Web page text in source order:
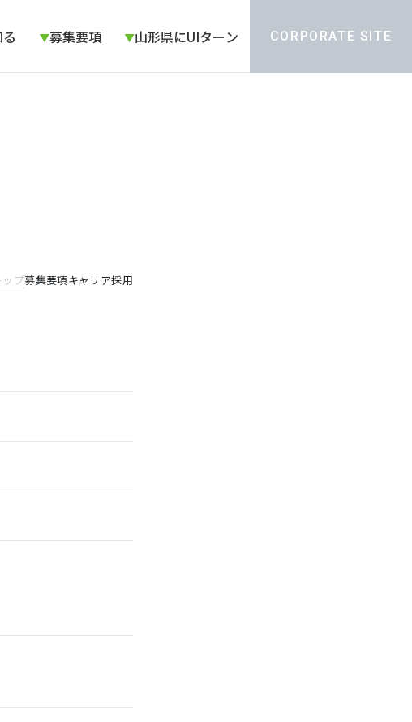
募集要項 山形県にUIターン CORPORATE SITE
ップ募集要項キャリア採用